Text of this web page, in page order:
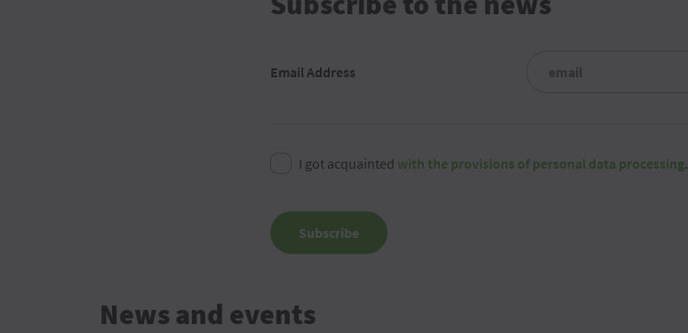
Email Address
I got acquainted with the provisions of personal data processing.
Subscribe
News and events